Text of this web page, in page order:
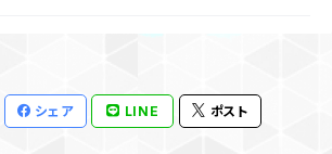
シェア LINE ポスト